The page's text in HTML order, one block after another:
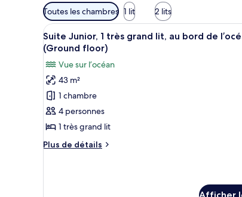
Filtres
disponibles
pour
les
chambres
Toutes les chambres 1 lit 2 lits
Afficher
toutes
les
photos
pour
ce
type
de
chambre :
Suite
Une chambre d’hôtel
8
Suite Junior, 1 très grand lit, au bord de
(Ground floor)
Vue sur l’océan
43 m²
1 chambre
4 personnes
1 très grand lit
Plus de détails
Plus
Afficher